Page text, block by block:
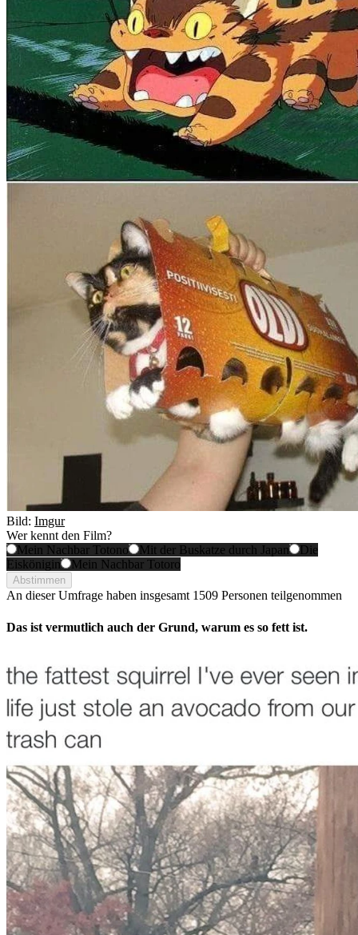
Bild: Imgur
Wer kennt den Film?
Mein Nachbar Totono
Mit der Buskatze durch Japan
Die
Eiskönigin
Mein Nachbar Totoro
Abstimmen
An dieser Umfrage haben insgesamt 1509 Personen teilgenommen
Das ist vermutlich auch der Grund, warum es so fett ist.